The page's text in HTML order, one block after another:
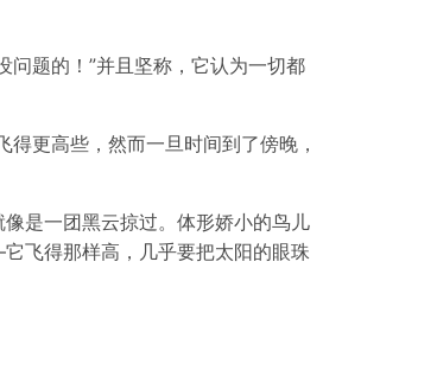
问题的！”并且坚称，它认为一切都
更高些，然而一旦时间到了傍晚，
是一团黑云掠过。体形娇小的鸟儿
飞得那样高，几乎要把太阳的眼珠